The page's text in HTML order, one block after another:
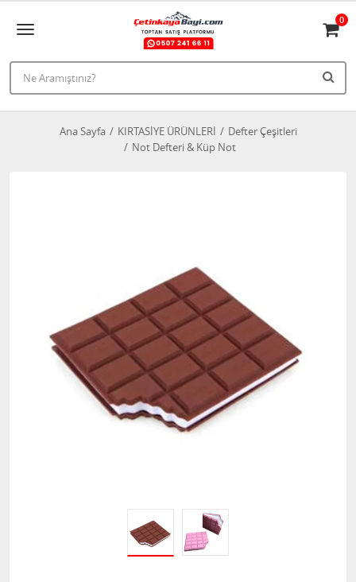
0
Ana Sayfa KIRTASİYE ÜRÜNLERİ
Defter Çeşitleri
Not Defteri & Küp Not